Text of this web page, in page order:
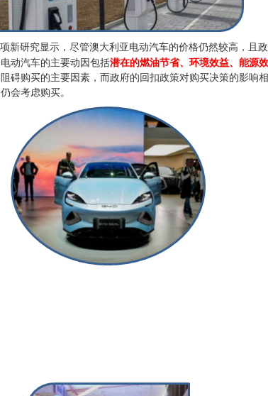
研究显示，尽管澳大利亚电动汽车的价格仍然较高，且
动汽车的主要动因包括潜在的燃油节省、环境效益、能源
碍购买的主要因素，而政府的回扣政策对购买决策的影响
会考虑购买。